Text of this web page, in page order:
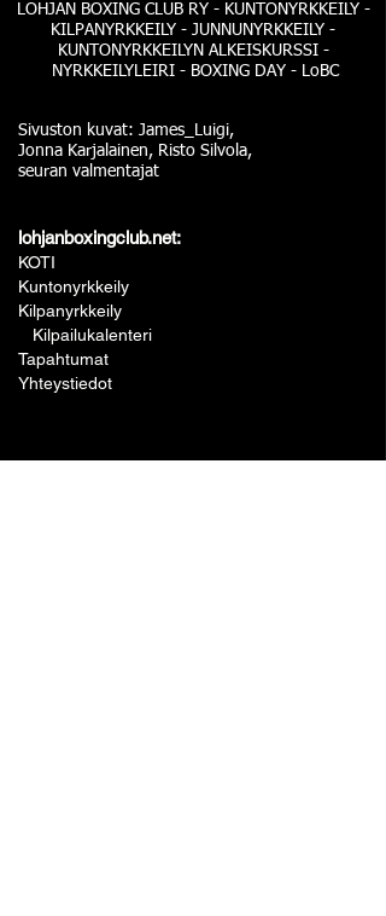
LOHJAN BOXING CLUB RY - KUNTONYRKKEILY -
KILPANYRKKEILY - JUNNUNYRKKEILY -
KUNTONYRKKEILYN ALKEISKURSSI -
NYRKKEILYLEIRI - BOXING DAY - LoBC
Sivuston kuvat: James_Luigi,
Jonna Karjalainen, Risto Silvola,
seuran valmentajat
lohjanboxingclub.net:
KOTI
Kuntonyrkkeily
Kilpanyrkkeily
Kilpailukalenteri
Tapahtumat
Yhteystiedot